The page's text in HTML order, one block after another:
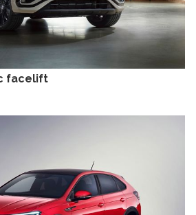
facelift